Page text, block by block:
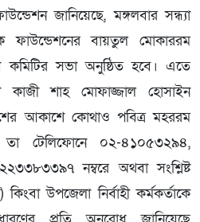
জানিয়েছে, মঙ্গলবার সন্ধ্যা
ফাউন্ডেশনের বায়তুল মোকাররম
কমিটির সভা অনুষ্ঠিত হবে। এতে
কাজী শাহ মোফাজ্জাল হোসাইন
আকাশে কোথাও পবিত্র মহররম
টেলিফোনে ০২-৪১০৫৩২৯৪,
নম্বরে অথবা সংশ্লিষ্ট
উপজেলা নির্বাহী কর্মকর্তাকে